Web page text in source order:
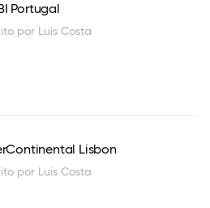
Portugal
por Luis Costa
Lisbon
por Luis Costa